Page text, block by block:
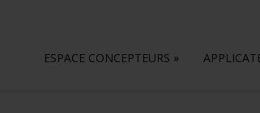
ESPACE CONCEPTEURS »